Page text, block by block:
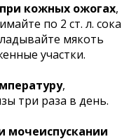
при кожных ожогах,
по 2 ст. л. сока
мякоть
участки.
,
три раза в день.